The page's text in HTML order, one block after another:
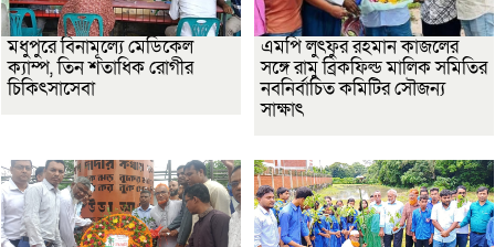
মধুপুরে বিনামূল্যে মেডিকেল
ক্যাম্প, তিন শতাধিক রোগীর
চিকিৎসাসেবা
এমপি লুৎফুর রহমান কাজলের
সঙ্গে রামু ব্রিকফিল্ড মালিক সমিতির
নবনির্বাচিত কমিটির সৌজন্য
সাক্ষাৎ